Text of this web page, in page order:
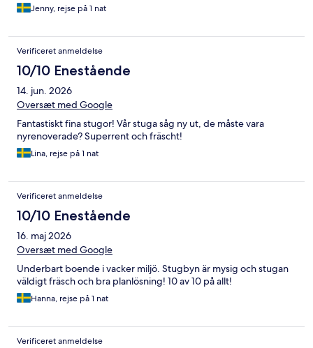
Jenny, rejse på 1 nat
Verificeret anmeldelse
10/10 Enestående
14. jun. 2026
Oversæt med Google
Fantastiskt fina stugor! Vår stuga såg ny ut, de måste vara
nyrenoverade? Superrent och fräscht!
Lina, rejse på 1 nat
Verificeret anmeldelse
10/10 Enestående
16. maj 2026
Oversæt med Google
Underbart boende i vacker miljö. Stugbyn är mysig och stugan
väldigt fräsch och bra planlösning! 10 av 10 på allt!
Hanna, rejse på 1 nat
Verificeret anmeldelse